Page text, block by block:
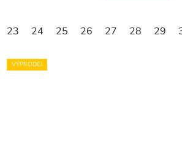
23 24 25 26 27 28 29
VÝPRODEJ